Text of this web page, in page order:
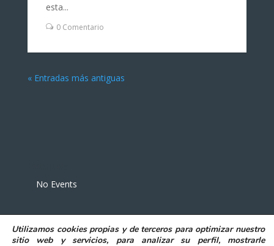
esta...
0 Comentario
« Entradas más antiguas
No Events
Utilizamos cookies propias y de terceros para optimizar nuestro
sitio web y servicios, para analizar su perfil, mostrarle